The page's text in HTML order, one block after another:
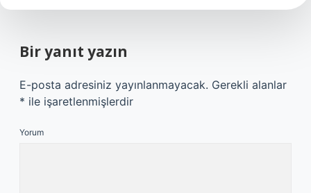
Bir yanıt yazın
E-posta adresiniz yayınlanmayacak. Gerekli alanlar
* ile işaretlenmişlerdir
Yorum